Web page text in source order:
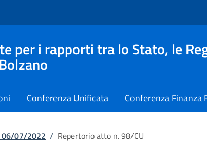
per i rapporti tra lo Stato, le
Conferenza Unificata Conferenza Finanza
06/07/2022 / Repertorio atto n. 98/CU